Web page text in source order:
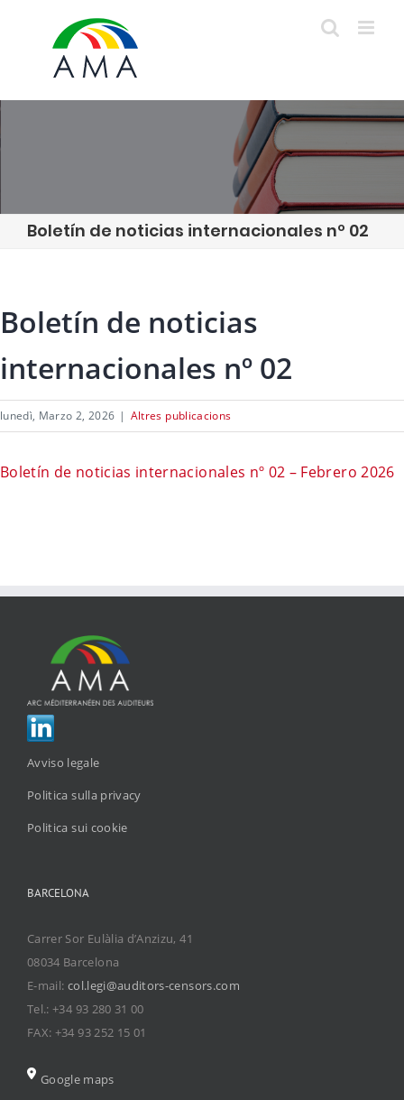
content
Boletín de noticias internacionales nº 02
Boletín de noticias
internacionales nº 02
lunedì, Marzo 2, 2026 | Altres publicacions
Boletín de noticias internacionales nº 02 – Febrero 2026
Avviso legale
Politica sulla privacy
Politica sui cookie
BARCELONA
Carrer Sor Eulàlia d’Anzizu, 41
08034 Barcelona
E-mail: col.legi@auditors-censors.com
Tel.: +34 93 280 31 00
FAX: +34 93 252 15 01
Google maps